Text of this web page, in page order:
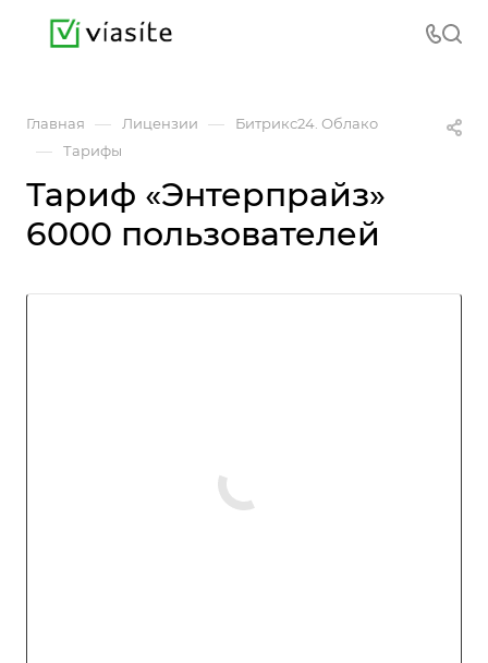
Главная — Лицензии — Битрикс24. Облако
— Тарифы
Тариф «Энтерпрайз»
6000 пользователей